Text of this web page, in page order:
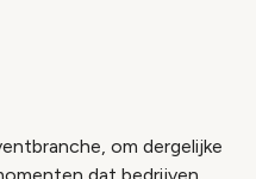
om dergelijke